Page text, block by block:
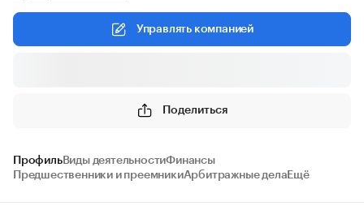
Управлять компанией
Поделиться
ПрофильВиды деятельностиФинансы
Предшественники и преемникиАрбитражные дела Ещё